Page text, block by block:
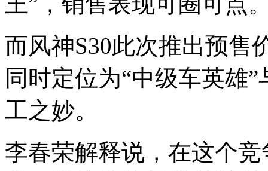
而风神S30此次推出预售
同时定位为“中级车英雄
工之妙。
李春荣解释说，在这个